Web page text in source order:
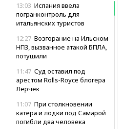
13:03 Испания ввела
погранконтроль для
итальянских туристов
12:27 Возгорание на Ильском
НПЗ, вызванное атакой БПЛА,
потушили
11:47 Суд оставил под
арестом Rolls-Royce блогера
Лерчек
11:07 При столкновении
катера и лодки под Самарой
погибли два человека